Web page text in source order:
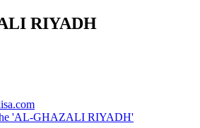
RIYADH
'AL-GHAZALI RIYADH'